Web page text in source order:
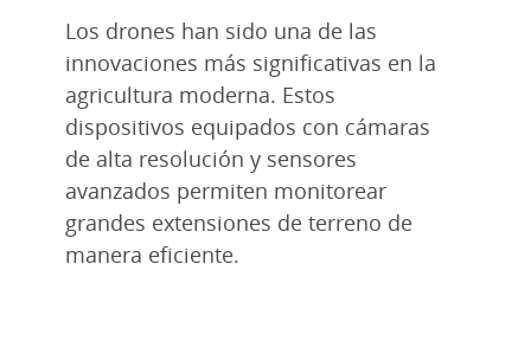
Los drones han sido una de las
innovaciones más significativas en la
agricultura moderna. Estos
dispositivos equipados con cámaras
de alta resolución y sensores
avanzados permiten monitorear
grandes extensiones de terreno de
manera eficiente.